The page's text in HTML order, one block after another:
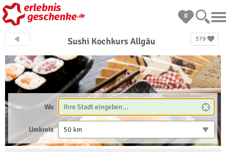
0
379
Sushi Kochkurs Allgäu
Wo
Umkreis 50 km